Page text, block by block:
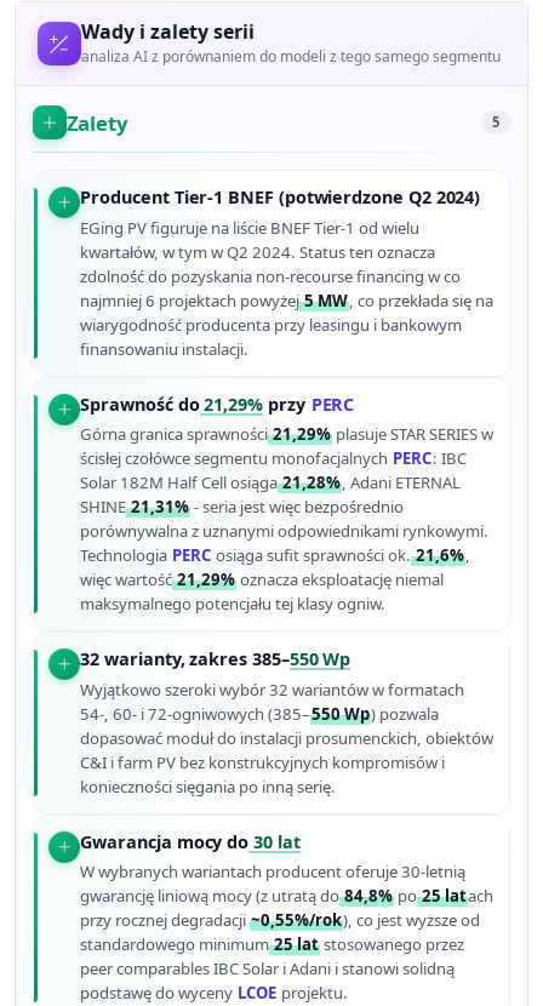
Wady i zalety serii
analiza AI z porównaniem do modeli z tego samego segmentu
Zalety 5
Producent Tier-1 BNEF (potwierdzone Q2 2024)
EGing PV figuruje na liście BNEF Tier-1 od wielu
kwartałów, w tym w Q2 2024. Status ten oznacza
zdolność do pozyskania non-recourse financing w co
najmniej 6 projektach powyżej5 MW, co przekłada się na
wiarygodność producenta przy leasingu i bankowym
finansowaniu instalacji.
Sprawność do21,29% przy PERC
Górna granica sprawności21,29% plasuje STAR SERIES w
ścisłej czołówce segmentu monofacjalnych PERC: IBC
Solar 182M Half Cell osiąga21,28%, Adani ETERNAL
SHINE21,31% - seria jest więc bezpośrednio
porównywalna z uznanymi odpowiednikami rynkowymi.
Technologia PERC osiąga sufit sprawności ok.21,6%,
więc wartość21,29% oznacza eksploatację niemal
maksymalnego potencjału tej klasy ogniw.
32 warianty, zakres 385–550 Wp
Wyjątkowo szeroki wybór 32 wariantów w formatach
54-, 60- i 72-ogniwowych (385–550 Wp) pozwala
dopasować moduł do instalacji prosumenckich, obiektów
C&I i farm PV bez konstruk­cyjnych kompromisów i
konieczności sięgania po inną serię.
Gwarancja mocy do 30 lat
W wybranych wariantach producent oferuje 30-letnią
gwarancję liniową mocy (z utratą do84,8% po25 latach
przy rocznej degradacji~0,55%/rok), co jest wyższe od
standardowego minimum25 lat stosowanego przez
peer comparables IBC Solar i Adani i stanowi solidną
podstawę do wyceny LCOE projektu.